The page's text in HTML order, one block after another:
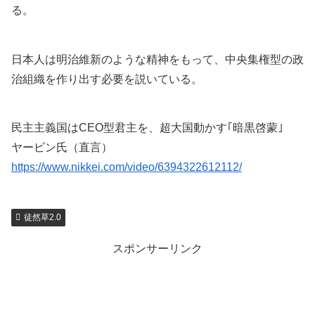
る。
日本人は明治維新のような精神をもって、中央集権型の政
治組織を作り出す必要を説いている。
民主主義国はCEO型君主を、超大国動かす｢暗黒啓蒙｣
ヤービン氏（直言）
https://www.nikkei.com/video/6394322612112/
徒然草2.0
スポンサーリンク